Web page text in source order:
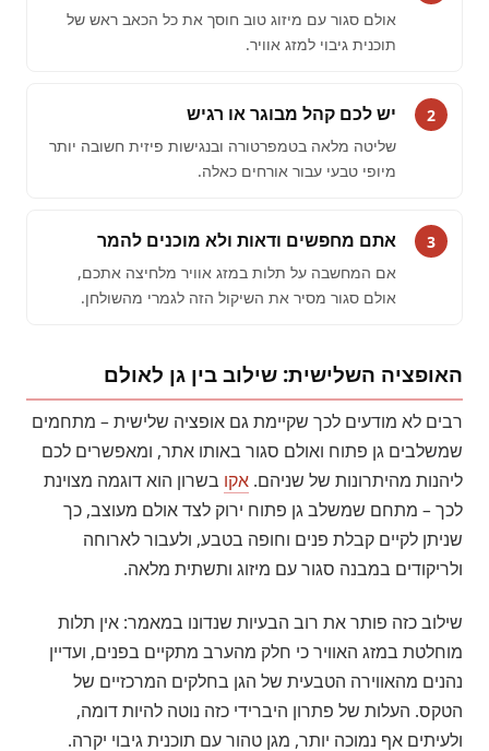
אולם סגור עם מיזוג טוב חוסך את כל הכאב ראש של
תוכנית גיבוי למזג אוויר.
2 יש לכם קהל מבוגר או רגיש
שליטה מלאה בטמפרטורה ובנגישות פיזית חשובה יותר
מיופי טבעי עבור אורחים כאלה.
3 אתם מחפשים ודאות ולא מוכנים להמר
אם המחשבה על תלות במזג אוויר מלחיצה אתכם,
אולם סגור מסיר את השיקול הזה לגמרי מהשולחן.
האופציה השלישית: שילוב בין גן לאולם
רבים לא מודעים לכך שקיימת גם אופציה שלישית – מתחמים
שמשלבים גן פתוח ואולם סגור באותו אתר, ומאפשרים לכם
ליהנות מהיתרונות של שניהם. אקו בשרון הוא דוגמה מצוינת
לכך – מתחם שמשלב גן פתוח ירוק לצד אולם מעוצב, כך
שניתן לקיים קבלת פנים וחופה בטבע, ולעבור לארוחה
ולריקודים במבנה סגור עם מיזוג ותשתית מלאה.
שילוב כזה פותר את רוב הבעיות שנדונו במאמר: אין תלות
מוחלטת במזג האוויר כי חלק מהערב מתקיים בפנים, ועדיין
נהנים מהאווירה הטבעית של הגן בחלקים המרכזיים של
הטקס. העלות של פתרון היברידי כזה נוטה להיות דומה,
ולעיתים אף נמוכה יותר, מגן טהור עם תוכנית גיבוי יקרה.